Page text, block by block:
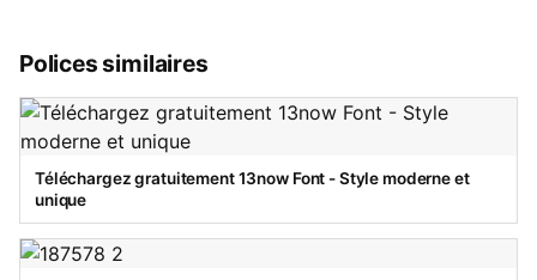
Polices similaires
Téléchargez gratuitement 13now Font - Style moderne et
unique